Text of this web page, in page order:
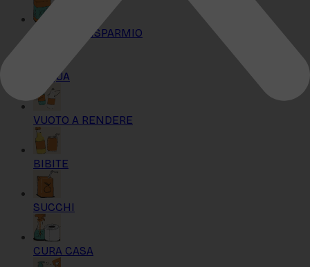
KIT MAXI RISPARMIO
ACQUA
VUOTO A RENDERE
BIBITE
SUCCHI
CURA CASA